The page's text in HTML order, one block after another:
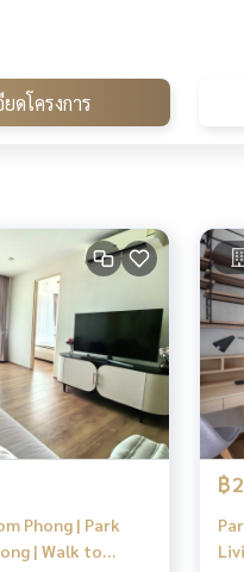
ดโครงการ
Phong | Park
| Walk to
฿